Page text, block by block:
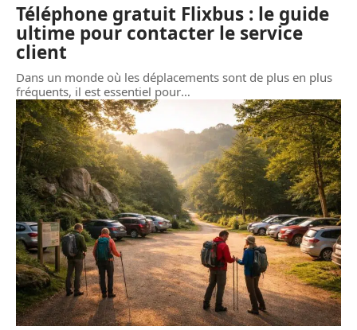
Téléphone gratuit Flixbus : le guide
ultime pour contacter le service
client
Dans un monde où les déplacements sont de plus en plus
fréquents, il est essentiel pour…